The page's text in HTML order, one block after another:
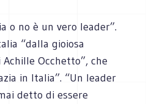
o no è un vero leader”.
“dalla gioiosa
Occhetto”, che
in Italia”. “Un leader
detto di essere